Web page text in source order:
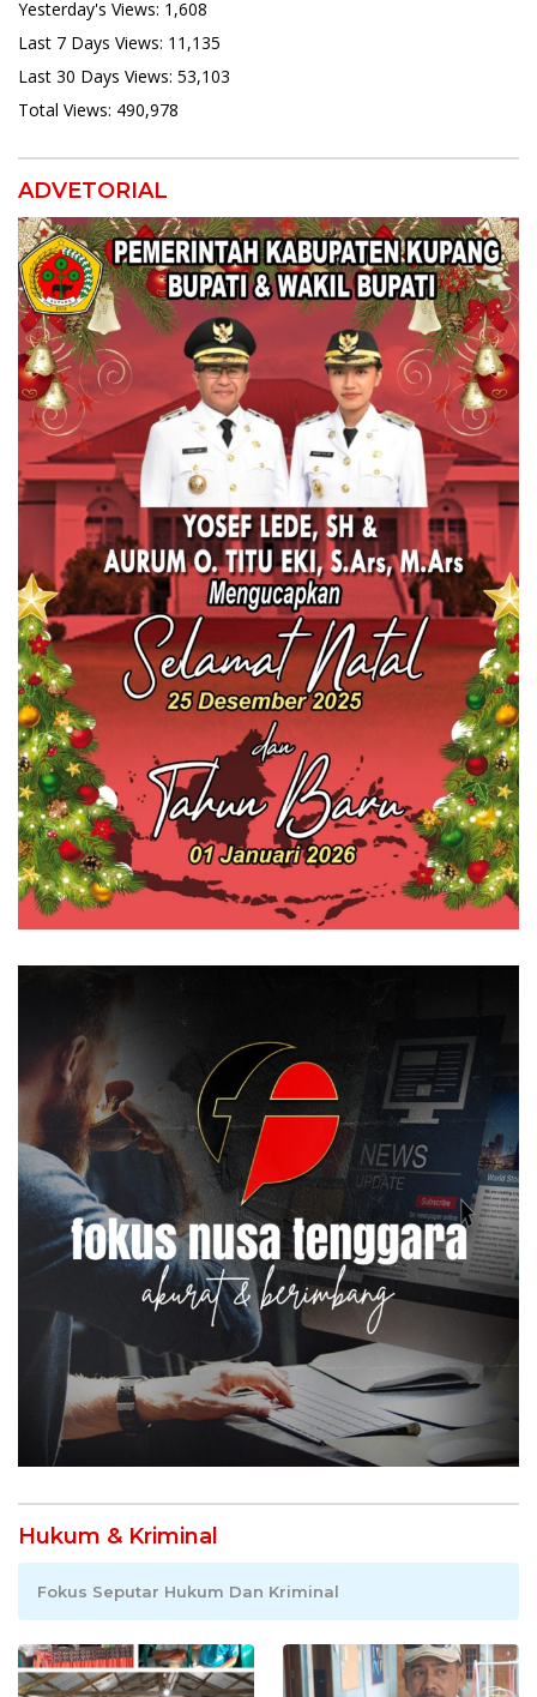
Yesterday's Views: 1,608
Last 7 Days Views: 11,135
Last 30 Days Views: 53,103
Total Views: 490,978
ADVETORIAL
Hukum & Kriminal
Fokus Seputar Hukum Dan Kriminal